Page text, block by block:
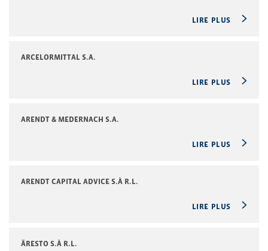
LIRE PLUS
ARCELORMITTAL S.A.
LIRE PLUS
ARENDT & MEDERNACH S.A.
LIRE PLUS
ARENDT CAPITAL ADVICE S.À R.L.
LIRE PLUS
ÄRESTO S.À R.L.